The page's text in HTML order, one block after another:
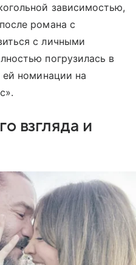
зависимостью,
романа с
с личными
погрузилась в
ей номинации на
взгляда и